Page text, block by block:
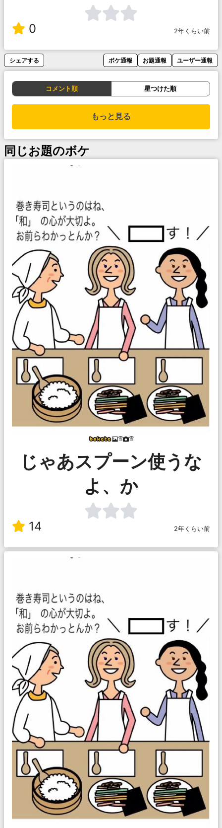
0 2年くらい前
シェアする ボケ通報 お題通報 ユーザー通報
コメント順 星つけた順
もっと見る
同じお題のボケ
雪 雪
じゃあスプーン使うな
よ、か
14 2年くらい前